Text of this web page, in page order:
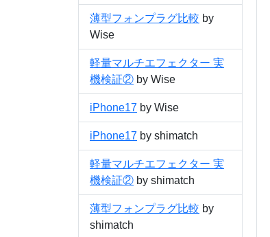
薄型フォンプラグ比較 by
Wise
軽量マルチエフェクター 実
機検証② by Wise
iPhone17 by Wise
iPhone17 by shimatch
軽量マルチエフェクター 実
機検証② by shimatch
薄型フォンプラグ比較 by
shimatch